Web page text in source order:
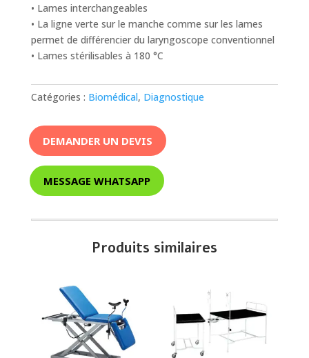
• Lames interchangeables
• La ligne verte sur le manche comme sur les lames
permet de différencier du laryngoscope conventionnel
• Lames stérilisables à 180 °C
Catégories : Biomédical, Diagnostique
DEMANDER UN DEVIS
MESSAGE WHATSAPP
Produits similaires